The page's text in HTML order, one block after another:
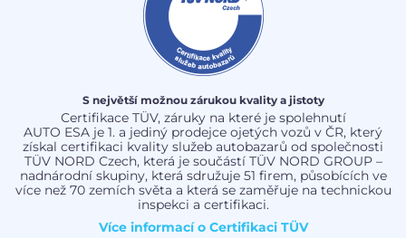
S největší možnou zárukou kvality a jistoty
Certifikace TÜV, záruky na které je spolehnutí
AUTO ESA je 1. a jediný prodejce ojetých vozů v ČR, který
získal certifikaci kvality služeb autobazarů od společnosti
TÜV NORD Czech, která je součástí TÜV NORD GROUP –
nadnárodní skupiny, která sdružuje 51 firem, působících ve
více než 70 zemích světa a která se zaměřuje na technickou
inspekci a certifikaci.
Více informací o Certifikaci TÜV